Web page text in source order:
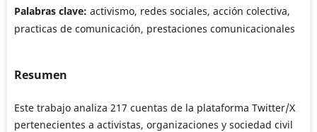
Palabras clave: activismo, redes sociales, acción colectiva,
practicas de comunicación, prestaciones comunicacionales
Resumen
Este trabajo analiza 217 cuentas de la plataforma Twitter/X
pertenecientes a activistas, organizaciones y sociedad civil